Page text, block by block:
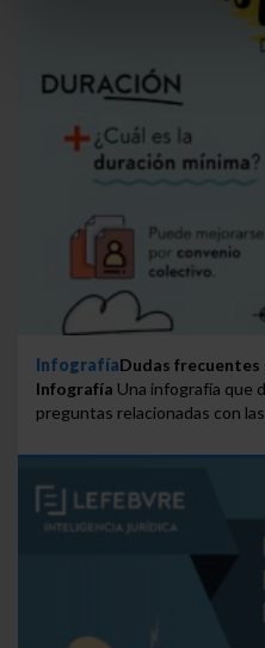
quieras permitir en tu
que sean indispensables
Saber más acerca de las
InfografíaDudas frecuentes
Infografía Una infografía que
preguntas relacionadas con